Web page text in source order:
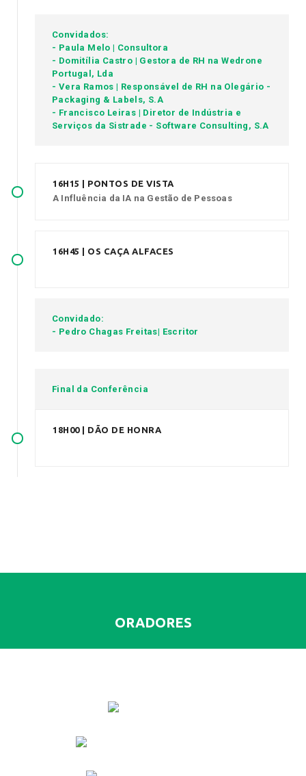
16H15 | PONTOS DE VISTA
A Influência da IA na Gestão de Pessoas
Convidados:
- Paula Melo | Consultora
- Domitília Castro | Gestora de RH na Wedrone
Portugal, Lda
- Vera Ramos | Responsável de RH na Olegário -
Packaging & Labels, S.A
- Francisco Leiras | Diretor de Indústria e
Serviços da Sistrade - Software Consulting, S.A
16H45 | OS CAÇA ALFACES
Convidado:
- Pedro Chagas Freitas| Escritor
18H00 | DÃO DE HONRA
Final da Conferência
ORADORES